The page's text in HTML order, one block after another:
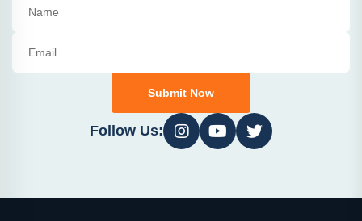
Submit Now
Follow Us: